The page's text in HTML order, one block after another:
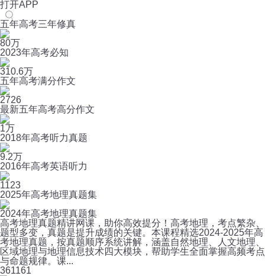
打开APP
五年高考三年修真
80万
2023年高考必知
310.6万
五年高考满分作文
2726
最新五年高考高分作文
1万
2018年高考听力真题
9.2万
2016年高考英语听力
1123
2025年高考地理真题集
2024年高考地理真题集
高考地理真题精讲网课，助你高效提分！高考地理，考点繁杂、
题型多变，真题是提升成绩的关键。本课程精选2024-2025年高
考地理真题，按真题顺序系统讲解，涵盖自然地理、人文地理、
区域地理与地理信息技术四大模块，帮助学生全面掌握高频考点
与命题规律。课...
361161